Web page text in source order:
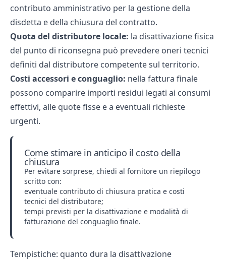
contributo amministrativo per la gestione della
disdetta e della chiusura del contratto.
Quota del distributore locale: la disattivazione fisica
del punto di riconsegna può prevedere oneri tecnici
definiti dal distributore competente sul territorio.
Costi accessori e conguaglio: nella fattura finale
possono comparire importi residui legati ai consumi
effettivi, alle quote fisse e a eventuali richieste
urgenti.
Come stimare in anticipo il costo della
chiusura
Per evitare sorprese, chiedi al fornitore un riepilogo
scritto con:
eventuale contributo di chiusura pratica e costi
tecnici del distributore;
tempi previsti per la disattivazione e modalità di
fatturazione del conguaglio finale.
Tempistiche: quanto dura la disattivazione